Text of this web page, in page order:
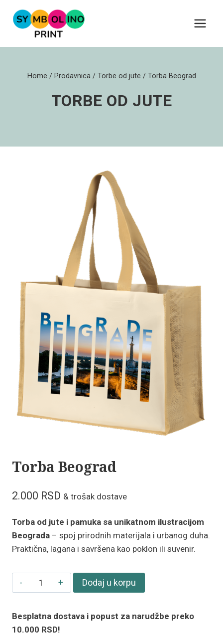
Home / Prodavnica / Torbe od jute / Torba Beograd
TORBE OD JUTE
Torba Beograd
2.000 RSD & trošak dostave
Torba od jute i pamuka sa unikatnom ilustracijom
Beograda – spoj prirodnih materijala i urbanog duha.
Praktična, lagana i savršena kao poklon ili suvenir.
Torba
Beograd
Dodaj u korpu
Besplatna dostava i popust za narudžbe preko
10.000 RSD!